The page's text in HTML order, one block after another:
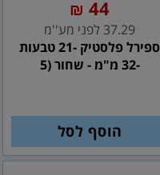
44
₪
37.29 לפני מע''מ
ספירל פלסטיק -21 טבעות
-32 מ"מ - שחור (5
הוסף לסל